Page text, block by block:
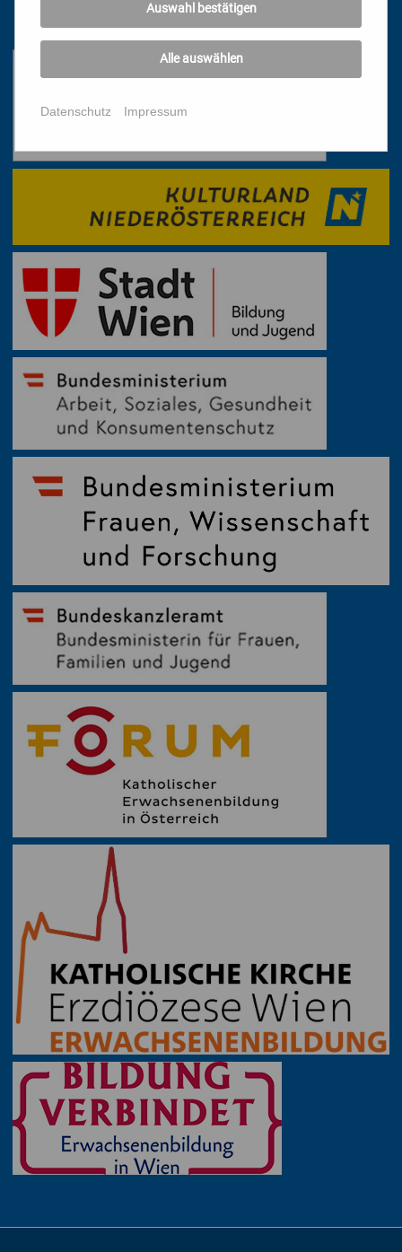
Mit freundlicher Unterstützung
Auswahl bestätigen
Alle auswählen
Datenschutz Impressum